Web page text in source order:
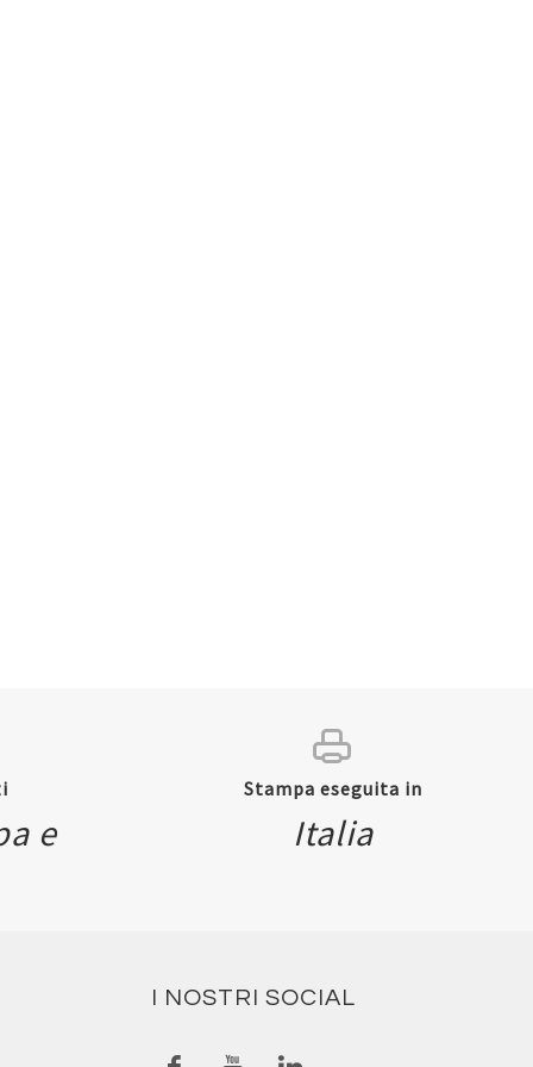
e
Stampa eseguita in
Italia
I NOSTRI SOCIAL